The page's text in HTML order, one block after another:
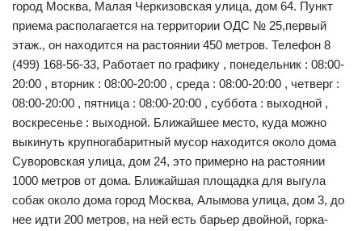
город Москва, Малая Черкизовская улица, дом 64. Пункт
приема располагается на территории ОДС № 25,первый
этаж., он находится на растоянии 450 метров. Телефон 8
(499) 168-56-33, Работает по графику , понедельник : 08:00-
20:00 , вторник : 08:00-20:00 , среда : 08:00-20:00 , четверг :
08:00-20:00 , пятница : 08:00-20:00 , суббота : выходной ,
воскресенье : выходной. Ближайшее место, куда можно
выкинуть крупногабаритный мусор находится около дома
Суворовская улица, дом 24, это примерно на растоянии
1000 метров от дома. Ближайшая площадка для выгула
собак около дома город Москва, Алымова улица, дом 3, до
нее идти 200 метров, на ней есть барьер двойной, горка-